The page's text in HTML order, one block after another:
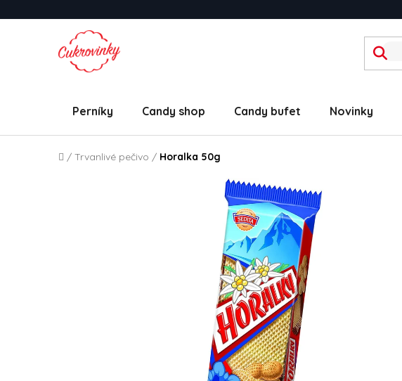
Perníky Candy shop Candy bufet Novinky
Domů
/ Trvanlivé pečivo / Horalka 50g